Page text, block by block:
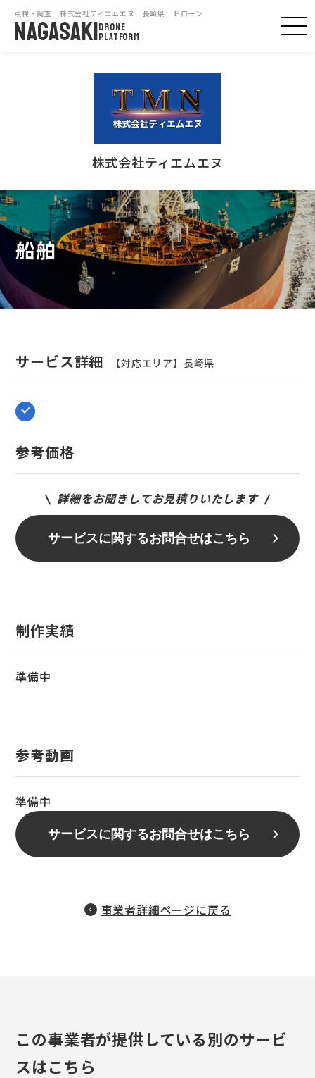
点検・調査｜株式会社ティエムエヌ｜長崎県 ドローン
NAGASAKIDRONE
PLATFORM
株式会社ティエムエヌ
船舶
サービス詳細 【対応エリア】長崎県
参考価格
詳細をお聞きしてお見積りいたします
サービスに関するお問合せはこちら
制作実績
準備中
参考動画
準備中
サービスに関するお問合せはこちら
事業者詳細ページに戻る
この事業者が提供している別のサービ
スはこちら